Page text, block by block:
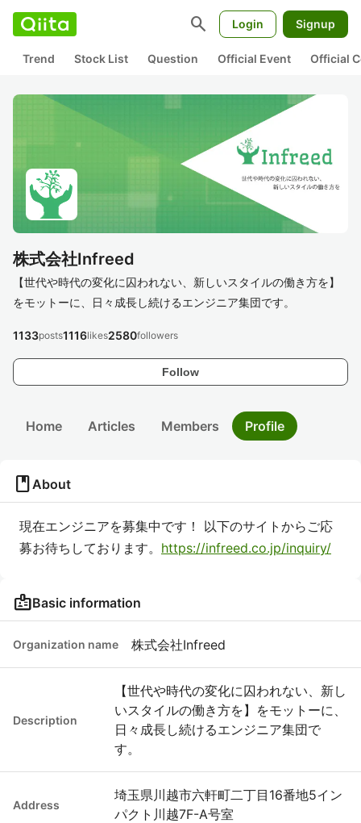
search Login Signup
Trend Stock List Question Official Event Official
株式会社Infreed
【世代や時代の変化に囚われない、新しいスタイルの働き方を】
をモットーに、日々成長し続けるエンジニア集団です。
Follow
1133posts1116likes2580followers
Home Articles Members Profile
bookAbout
現在エンジニアを募集中です！ 以下のサイトからご応
募お待ちしております。 https://infreed.co.jp/inquiry/
badgeBasic information
Organization name 株式会社Infreed
Description
【世代や時代の変化に囚われない、新し
いスタイルの働き方を】をモットーに、
日々成長し続けるエンジニア集団で
す。
Address
埼玉県川越市六軒町二丁目16番地5イン
パクト川越7F-A号室